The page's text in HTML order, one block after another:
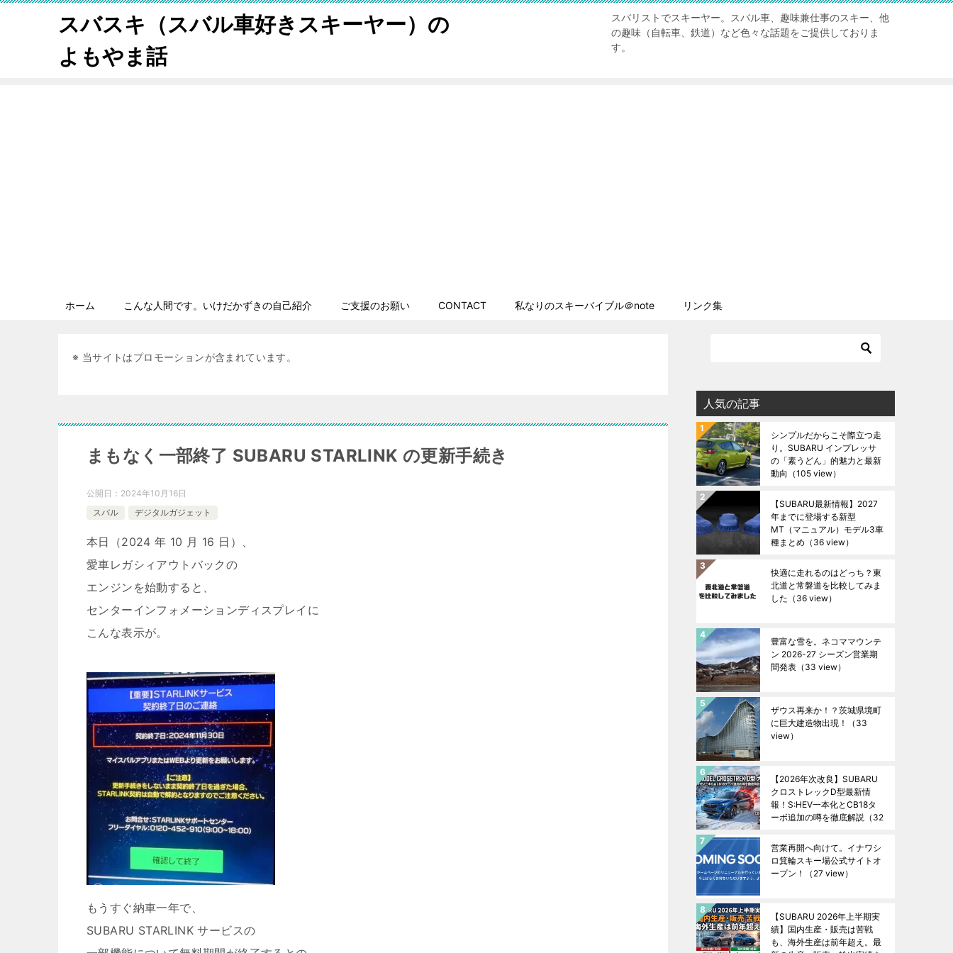
スバスキ（スバル車好きスキーヤー）の
よもやま話
スバリストでスキーヤー。スバル車、趣味兼仕事のスキー、他
の趣味（自転車、鉄道）など色々な話題をご提供しておりま
す。
ホーム こんな人間です。いけだかずきの自己紹介 ご支援のお願い CONTACT 私なりのスキーバイブル＠note リンク集
※ 当サイトはプロモーションが含まれています。
まもなく一部終了 SUBARU STARLINK の更新手続き
公開日： 2024年10月16日
スバル
デジタルガジェット
本日（2024 年 10 月 16 日）、
愛車レガシィアウトバックの
エンジンを始動すると、
センターインフォメーションディスプレイに
こんな表示が。
もうすぐ納車一年で、
SUBARU STARLINK サービスの
人気の記事
シンプルだからこそ際立つ走
り。SUBARU インプレッサ
の「素うどん」的魅力と最新
動向 （105 view）
【SUBARU最新情報】2027
年までに登場する新型
MT（マニュアル）モデル3車
種まとめ （36 view）
快適に走れるのはどっち？東
北道と常磐道を比較してみま
した （36 view）
豊富な雪を。ネコママウンテ
ン 2026-27 シーズン営業期
間発表 （33 view）
ザウス再来か！？茨城県境町
に巨大建造物出現！
（33
view）
【2026年次改良】SUBARU
クロストレックD型最新情
報！S:HEV一本化とCB18タ
ーボ追加の噂を徹底解説 （32
営業再開へ向けて。イナワシ
ロ箕輪スキー場公式サイトオ
ープン！
（27 view）
【SUBARU 2026年上半期実
績】国内生産・販売は苦戦
も、海外生産は前年超え。最